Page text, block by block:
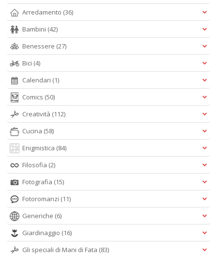
Arredamento (36)
Bambini (42)
Benessere (27)
Bici (4)
Calendari (1)
Comics (50)
Creatività (112)
Cucina (58)
Enigmistica (84)
Filosofia (2)
Fotografia (15)
Fotoromanzi (11)
Generiche (6)
Giardinaggio (16)
Gli speciali di Mani di Fata (83)